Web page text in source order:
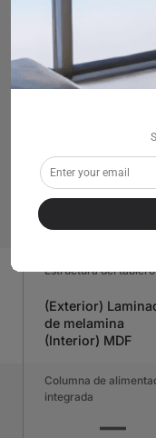
Escritorio
Atlas
Estructura del tablero
(Exterior)
de melamina
(Interior) MDF
Columna de
integrada